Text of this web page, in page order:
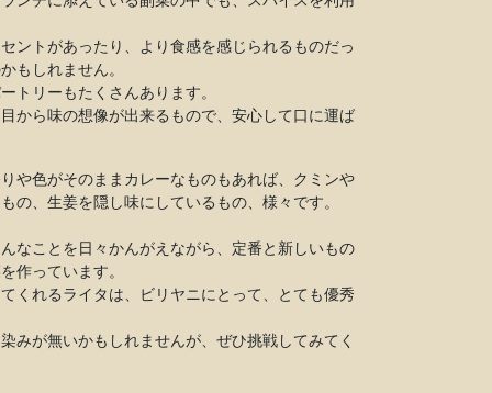
ントがあったり、より食感を感じられるものだっ
もしれません。
トリーもたくさんあります。
から味の想像が出来るもので、安心して口に運ば
や色がそのままカレーなものもあれば、クミンや
の、生姜を隠し味にしているもの、様々です。
なことを日々かんがえながら、定番と新しいもの
作っています。
くれるライタは、ビリヤニにとって、とても優秀
みが無いかもしれませんが、ぜひ挑戦してみてく